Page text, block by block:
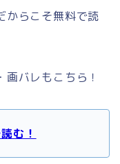
からこそ無料で読
バレもこちら！
む！